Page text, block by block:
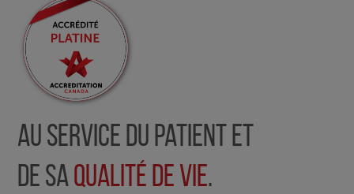
Au service du patient et
de saqualité de vie.